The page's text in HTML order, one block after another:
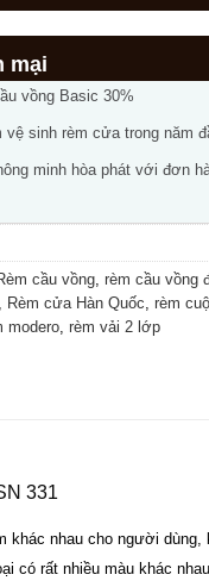
vồng Basic 30%
vệ sinh rèm cửa trong năm
minh hòa phát với đơn
cầu vồng rèm cầu vồng
Rèm cửa Hàn Quốc rèm
modero rèm vải 2 lớp
331
khác nhau cho người dùng,
có rất nhiều màu khác